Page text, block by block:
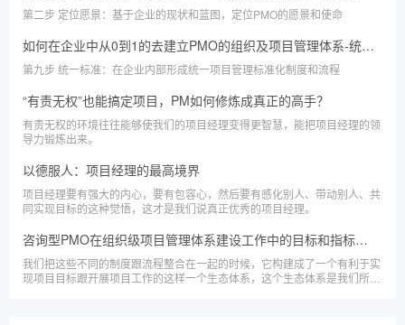
第二步 定位愿景：基于企业的现状和蓝图，定位PMO的愿景和使命
如何在企业中从0到1的去建立PMO的组织及项目管理体系-统一标准
第九步 统一标准：在企业内部形成统一项目管理标准化制度和流程
“有责无权”也能搞定项目，PM如何修炼成真正的高手？
有责无权的环境往往能够使我们的项目经理变得更智慧，能把项目经理的领
导力锻炼出来。
以德服人：项目经理的最高境界
项目经理要有强大的内心，要有包容心，然后要有感化别人、带动别人、共
同实现目标的这种觉悟，这才是我们说真正优秀的项目经理。
咨询型PMO在组织级项目管理体系建设工作中的目标和指标有哪些？
我们把这些不同的制度跟流程整合在一起的时候，它构建成了一个有利于实
现项目目标跟开展项目工作的这样一个生态体系，这个生态体系是我们所说